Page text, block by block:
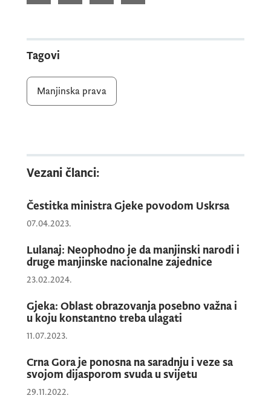
Uz prijavu, kandidat/kinja dostavlja sljedeću
- dokaz o poznavanju jednog od traženih
jezika;
- radnu biografiju – CV u formi koju zahtjeva
Komitet (obrazac možete preuzeti ovdje)
- preporuke institucija, istaknutih
Prijave se dostavljaju na adresu:
Tagovi
Manjinska prava
Vezani članci:
Čestitka ministra Gjeke povodom Uskrsa
07.04.2023.
Lulanaj: Neophodno je da manjinski narodi i
druge manjinske nacionalne zajednice
23.02.2024.
Gjeka: Oblast obrazovanja posebno važna i
u koju konstantno treba ulagati
11.07.2023.
Crna Gora je ponosna na saradnju i veze sa
svojom dijasporom svuda u svijetu
29.11.2022.